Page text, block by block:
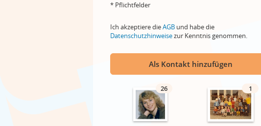
* Pflichtfelder
Ich akzeptiere dieAGB und habe die
Datenschutzhinweisezur Kenntnis genommen.
Als Kontakt hinzufügen
26 1